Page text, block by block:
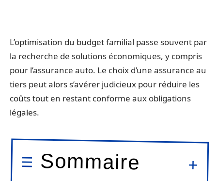
L’optimisation du budget familial passe souvent par
la recherche de solutions économiques, y compris
pour l’assurance auto. Le choix d’une assurance au
tiers peut alors s’avérer judicieux pour réduire les
coûts tout en restant conforme aux obligations
légales.
Sommaire